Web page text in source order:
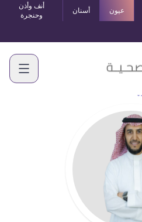
عيون أسنان
أنف وأذن
وحنجرة